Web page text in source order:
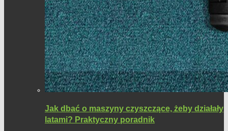
Jak dbać o maszyny czyszczące, żeby działały
latami? Praktyczny poradnik